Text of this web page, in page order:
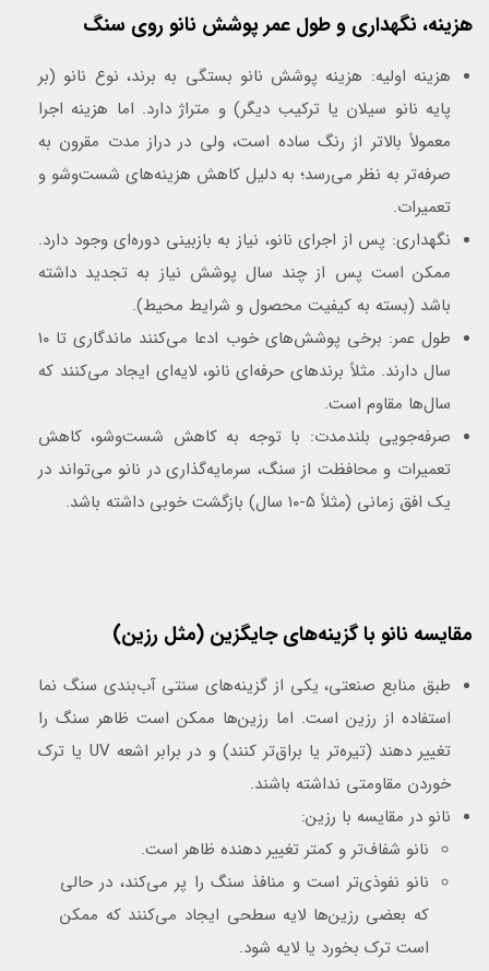
هزینه، نگهداری و طول عمر پوشش نانو روی سنگ
هزینه اولیه: هزینه پوشش نانو بستگی به برند، نوع نانو (بر
پایه نانو سیلان یا ترکیب دیگر) و متراژ دارد. اما هزینه اجرا
معمولاً بالا‌تر از رنگ ساده است، ولی در دراز مدت مقرون به
صرفه‌تر به نظر می‌رسد؛ به دلیل کاهش هزینه‌های شست‌وشو و
تعمیرات.
نگهداری: پس از اجرای نانو، نیاز به بازبینی دوره‌ای وجود دارد.
ممکن است پس از چند سال پوشش نیاز به تجدید داشته
باشد (بسته به کیفیت محصول و شرایط محیط).
طول عمر: برخی پوشش‌های خوب ادعا می‌کنند ماندگاری تا ۱۰
سال دارند. مثلاً برندهای حرفه‌ای نانو، لایه‌ای ایجاد می‌کنند که
سال‌ها مقاوم است.
صرفه‌جویی بلندمدت: با توجه به کاهش شست‌وشو، کاهش
تعمیرات و محافظت از سنگ، سرمایه‌گذاری در نانو می‌تواند در
یک افق زمانی (مثلاً ۵-۱۰ سال) بازگشت خوبی داشته باشد.
مقایسه نانو با گزینه‌های جایگزین (مثل رزین)
طبق منابع صنعتی، یکی از گزینه‌های سنتی آب‌بندی سنگ نما
استفاده از رزین است. اما رزین‌ها ممکن است ظاهر سنگ را
تغییر دهند (تیره‌تر یا براق‌تر کنند) و در برابر اشعه UV یا ترک
خوردن مقاومتی نداشته باشند.
نانو در مقایسه با رزین:
نانو شفاف‌تر و کمتر تغییر دهنده ظاهر است.
نانو نفوذی‌تر است و منافذ سنگ را پر می‌کند، در حالی
که بعضی رزین‌ها لایه سطحی ایجاد می‌کنند که ممکن
است ترک بخورد یا لایه شود.